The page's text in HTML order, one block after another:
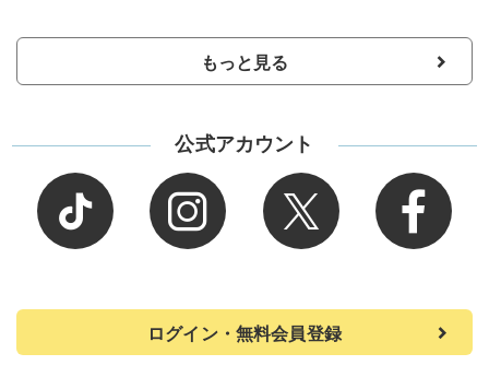
もっと見る
公式アカウント
ログイン・無料会員登録